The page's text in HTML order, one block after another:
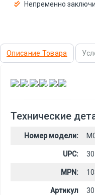
Непременно
Описание Товара
, , , , ,
Технические
Номер модели:
UPC:
MPN:
Артикул